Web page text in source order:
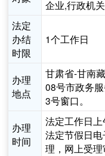
企业,行政机
法定
办结
时限
1个工作日
办理
地点
甘肃省-甘南
08号市政务
3号窗口。
办理
时间
法定工作日上
法定节假日
理，网上受理